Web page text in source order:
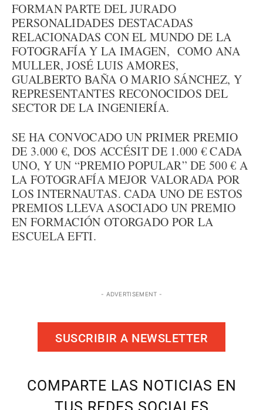
FORMAN PARTE DEL JURADO
PERSONALIDADES DESTACADAS
RELACIONADAS CON EL MUNDO DE LA
FOTOGRAFÍA Y LA IMAGEN, COMO ANA
MULLER, JOSÉ LUIS AMORES,
GUALBERTO BAÑA O MARIO SÁNCHEZ, Y
REPRESENTANTES RECONOCIDOS DEL
SECTOR DE LA INGENIERÍA.
SE HA CONVOCADO UN PRIMER PREMIO
DE 3.000 €, DOS ACCÉSIT DE 1.000 € CADA
UNO, Y UN “PREMIO POPULAR” DE 500 € A
LA FOTOGRAFÍA MEJOR VALORADA POR
LOS INTERNAUTAS. CADA UNO DE ESTOS
PREMIOS LLEVA ASOCIADO UN PREMIO
EN FORMACIÓN OTORGADO POR LA
ESCUELA EFTI.
- ADVERTISEMENT -
SUSCRIBIR A NEWSLETTER
COMPARTE LAS NOTICIAS EN